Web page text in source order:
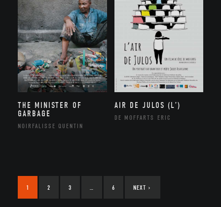
THE MINISTER OF
GARBAGE
NOIRFALISSE QUENTIN
AIR DE JULOS (L’)
DE MOFFARTS ERIC
1 2 3 … 6 NEXT ›